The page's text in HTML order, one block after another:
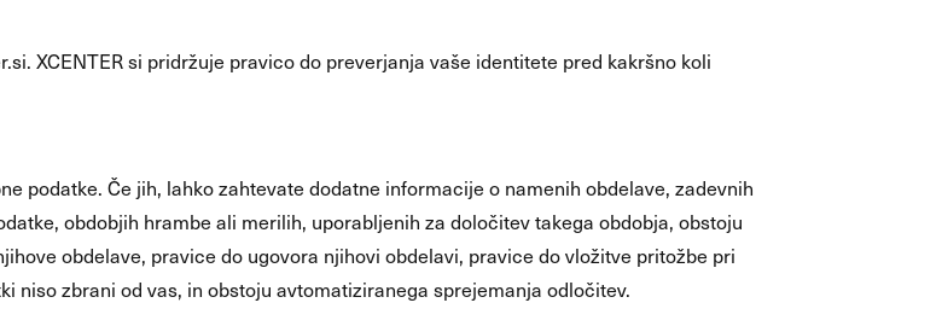
XCENTER si pridržuje pravico do preverjanja vaše identitete pred kakršno koli
podatke. Če jih, lahko zahtevate dodatne informacije o namenih obdelave, zadevnih
obdobjih hrambe ali merilih, uporabljenih za določitev takega obdobja, obstoju
obdelave, pravice do ugovora njihovi obdelavi, pravice do vložitve pritožbe pri
niso zbrani od vas, in obstoju avtomatiziranega sprejemanja odločitev.